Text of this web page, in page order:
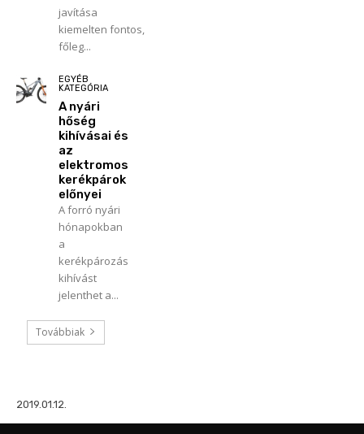
javítása
kiemelten fontos,
főleg...
EGYÉB
KATEGÓRIA
A nyári
hőség
kihívásai és
az
elektromos
kerékpárok
előnyei
A forró nyári
hónapokban
a
kerékpározás
kihívást
jelenthet a...
Továbbiak
2019.01.12.